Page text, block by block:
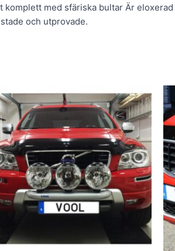
komplett med sfäriska bultar Är
och utprovade.